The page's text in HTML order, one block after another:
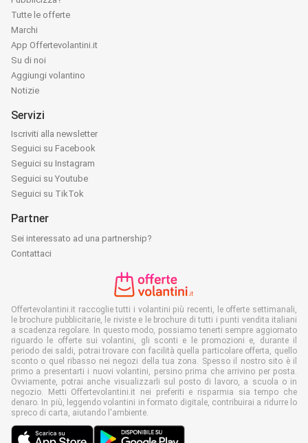
Tutte le offerte
Marchi
App Offertevolantini.it
Su di noi
Aggiungi volantino
Notizie
Servizi
Iscriviti alla newsletter
Seguici su Facebook
Seguici su Instagram
Seguici su Youtube
Seguici su TikTok
Partner
Sei interessato ad una partnership?
Contattaci
Offertevolantini.it raccoglie tutti i volantini più recenti, le offerte settimanali,
le brochure pubblicitarie, le riviste e le brochure di tutti i punti vendita italiani
a scadenza regolare. In questo modo, possiamo tenerti sempre aggiornato
riguardo le offerte sui volantini, gli sconti e le promozioni e, durante il
periodo dei saldi, potrai trovare con facilità quella particolare offerta, quello
sconto o quel ribasso nei negozi della tua zona. Spesso il nostro sito è il
primo a presentarti i nuovi volantini, persino prima che arrivino per posta.
Ovviamente, potrai anche visualizzarli sul posto di lavoro, a scuola o in
negozio. Metti Offertevolantini.it nei preferiti e risparmia sia tempo che
denaro. In più, leggendo volantini in formato digitale, contribuirai a ridurre lo
spreco di carta, aiutando l'ambiente.